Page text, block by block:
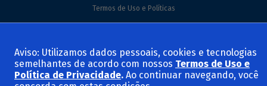
Termos de Uso e Políticas
Aviso: Utilizamos dados pessoais, cookies e tecnologias
semelhantes de acordo com nossos Termos de Uso e
Política de Privacidade. Ao continuar navegando, você